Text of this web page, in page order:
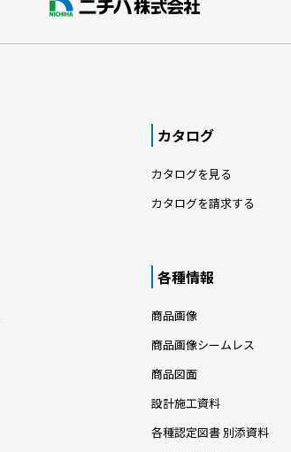
カタログ
カタログを見る
カタログを請求する
各種情報
商品画像
商品画像シームレス
商品図面
設計施工資料
各種認定図書 別添資料